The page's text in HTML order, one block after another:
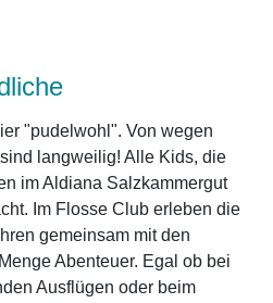
"pudelwohl". Von wegen
langweilig! Alle Kids, die
im Aldiana Salzkammergut
Im Flosse Club erleben die
gemeinsam mit den
Abenteuer. Egal ob bei
Ausflügen oder beim